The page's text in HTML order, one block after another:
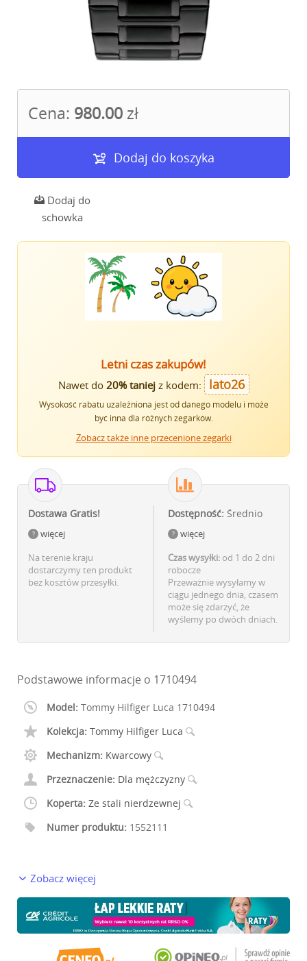
Cena: 980.00 zł
Dodaj do koszyka
Dodaj do
schowka
Letni czas zakupów!
Nawet do 20% taniejz kodem: lato26
Wysokość rabatu uzależniona jest od danego modelu i może
być inna dla różnych zegarków.
Zobacz także inne przecenione zegarki
Dostawa Gratis!
więcej
Na terenie kraju
dostarczymy ten produkt
bez kosztów przesyłki.
Dostępność: Średnio
więcej
Czas wysyłki: od 1 do 2 dni
robocze
Przeważnie wysyłamy w
ciągu jednego dnia, czasem
może się zdarzyć, że
wyślemy po dwóch dniach.
Podstawowe informacje o 1710494
Model: Tommy Hilfiger Luca 1710494
Kolekcja: Tommy Hilfiger Luca
Mechanizm: Kwarcowy
Przeznaczenie: Dla mężczyzny
Koperta: Ze stali nierdzewnej
Numer produktu: 1552111
Zobacz więcej